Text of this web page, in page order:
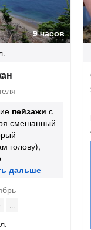
9 часов
пейзажи с
смешанный
голову),